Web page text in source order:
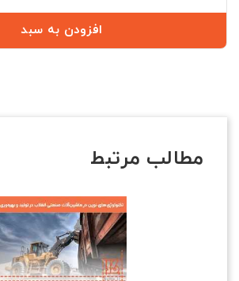
افزودن به سبد
مطالب مرتبط